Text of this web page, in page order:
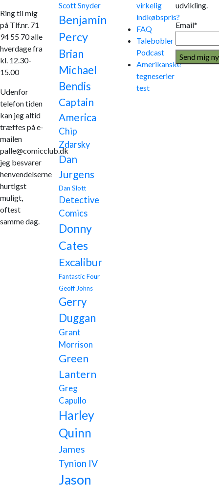
Ring til mig
på Tlf.nr. 71
94 55 70 alle
hverdage fra
kl. 12.30-
15.00
Udenfor
telefon tiden
kan jeg altid
træffes på e-
mailen
palle@comicclub.dk
jeg besvarer
henvendelserne
hurtigst
muligt,
oftest
samme dag.
Scott Snyder
Benjamin
Percy
Brian
Michael
Bendis
Captain
America
Chip
Zdarsky
Dan
Jurgens
Dan Slott
Detective
Comics
Donny
Cates
Excalibur
Fantastic Four
Geoff Johns
Gerry
Duggan
Grant
Morrison
Green
Lantern
Greg
Capullo
Harley
Quinn
James
Tynion IV
Jason
virkelig
indkøbspris?
FAQ
Talebobler
Podcast
Amerikanske
tegneserier
test
udvikling.
Email*